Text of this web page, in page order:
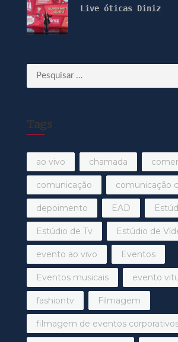
Live óticas Diniz
Pesquisar
por:
Tags
ao vivo chamada
comunicação comunicação
depoimento EAD
Estúdio de Tv Estúdio de
evento ao vivo Eventos
Eventos musicais evento
fashiontv Filmagem
filmagem de eventos